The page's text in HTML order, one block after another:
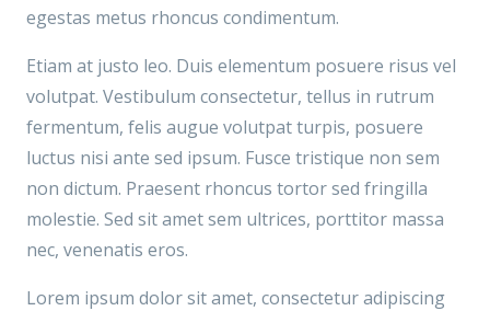
egestas metus rhoncus condimentum.
Etiam at justo leo. Duis elementum posuere risus vel
volutpat. Vestibulum consectetur, tellus in rutrum
fermentum, felis augue volutpat turpis, posuere
luctus nisi ante sed ipsum. Fusce tristique non sem
non dictum. Praesent rhoncus tortor sed fringilla
molestie. Sed sit amet sem ultrices, porttitor massa
nec, venenatis eros.
Lorem ipsum dolor sit amet, consectetur adipiscing